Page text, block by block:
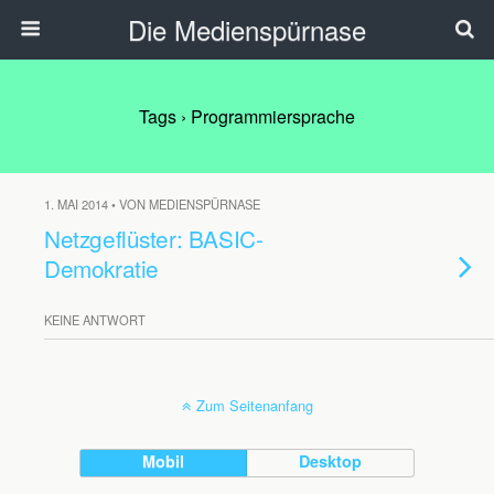
Die Medienspürnase
Tags › Programmiersprache
1. MAI 2014 • VON MEDIENSPÜRNASE
Netzgeflüster: BASIC-
Demokratie
KEINE ANTWORT
Zum Seitenanfang
Mobil Desktop